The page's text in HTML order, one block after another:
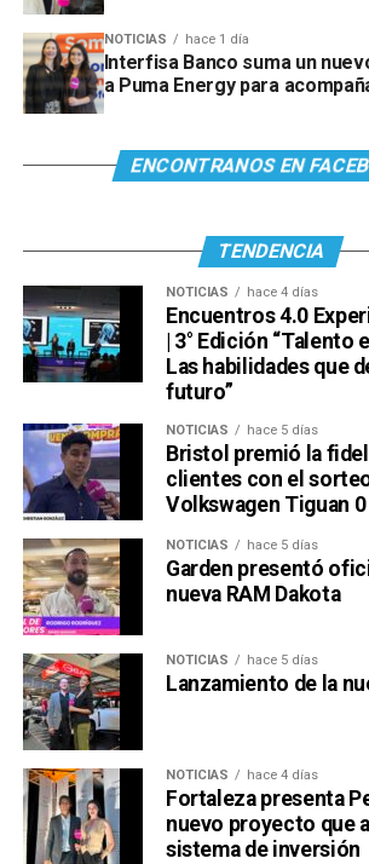
NOTICIAS hace 1 día
Interfisa Banco suma un
a Puma Energy para
ENCONTRANOS EN
TENDENCIA
NOTICIAS hace 4 días
Encuentros 4.0
| 3° Edición “Talento
Las habilidades que
futuro”
NOTICIAS hace 5 días
Bristol premió la
clientes con el
Volkswagen Tiguan
NOTICIAS hace 5 días
Garden presentó
nueva RAM Dakota
NOTICIAS hace 5 días
Lanzamiento de la
NOTICIAS hace 4 días
Fortaleza presenta
nuevo proyecto que
sistema de inversión